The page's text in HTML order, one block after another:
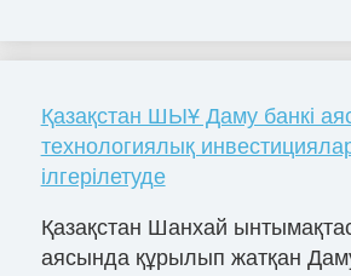
Қазақстан ШЫҰ Даму банкі
технологиялық
ілгерілетуде
Қазақстан Шанхай
аясында құрылып жатқан